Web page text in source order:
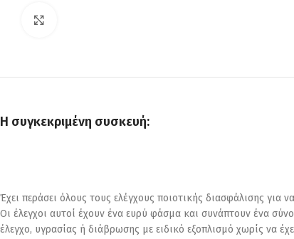
Η συγκεκριμένη συσκευή:
Έχει περάσει όλους τους ελέγχους ποιοτικής διασφάλισης
Οι έλεγχοι αυτοί έχουν ένα ευρύ φάσμα και συνάπτουν ένα
έλεγχο, υγρασίας ή διάβρωσης με ειδικό εξοπλισμό χωρίς να